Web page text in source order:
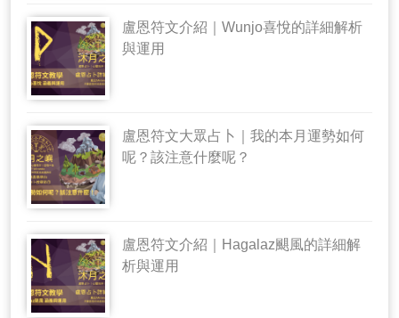
盧恩符文介紹｜Wunjo喜悅的詳細解析
與運用
盧恩符文大眾占卜｜我的本月運勢如何
呢？該注意什麼呢？
盧恩符文介紹｜Hagalaz颶風的詳細解
析與運用